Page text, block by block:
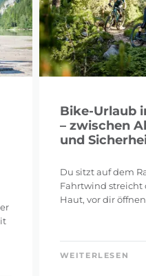
Bike-Urlaub
– zwischen
und
Du sitzt auf dem
Fahrtwind streicht
Haut, vor dir öffnen
WEITERLESEN